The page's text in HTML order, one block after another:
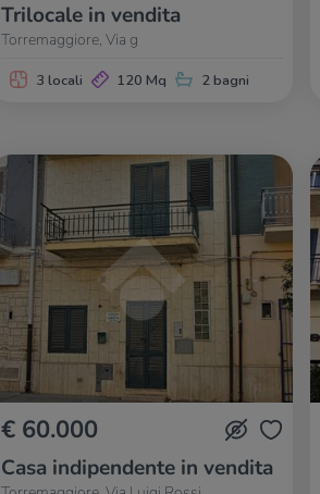
Trilocale in vendita
Torremaggiore, Via g
3 locali 120 Mq 2 bagni
€ 60.000
Casa indipendente in vendita